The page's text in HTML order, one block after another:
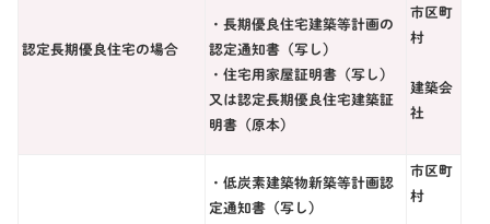
認定長期優良住宅の場合
・長期優良住宅建築等計画の
認定通知書（写し）
・住宅用家屋証明書（写し）
又は認定長期優良住宅建築証
明書（原本）
市区町
村
建築会
社
・低炭素建築物新築等計画認
定通知書（写し）
市区町
村